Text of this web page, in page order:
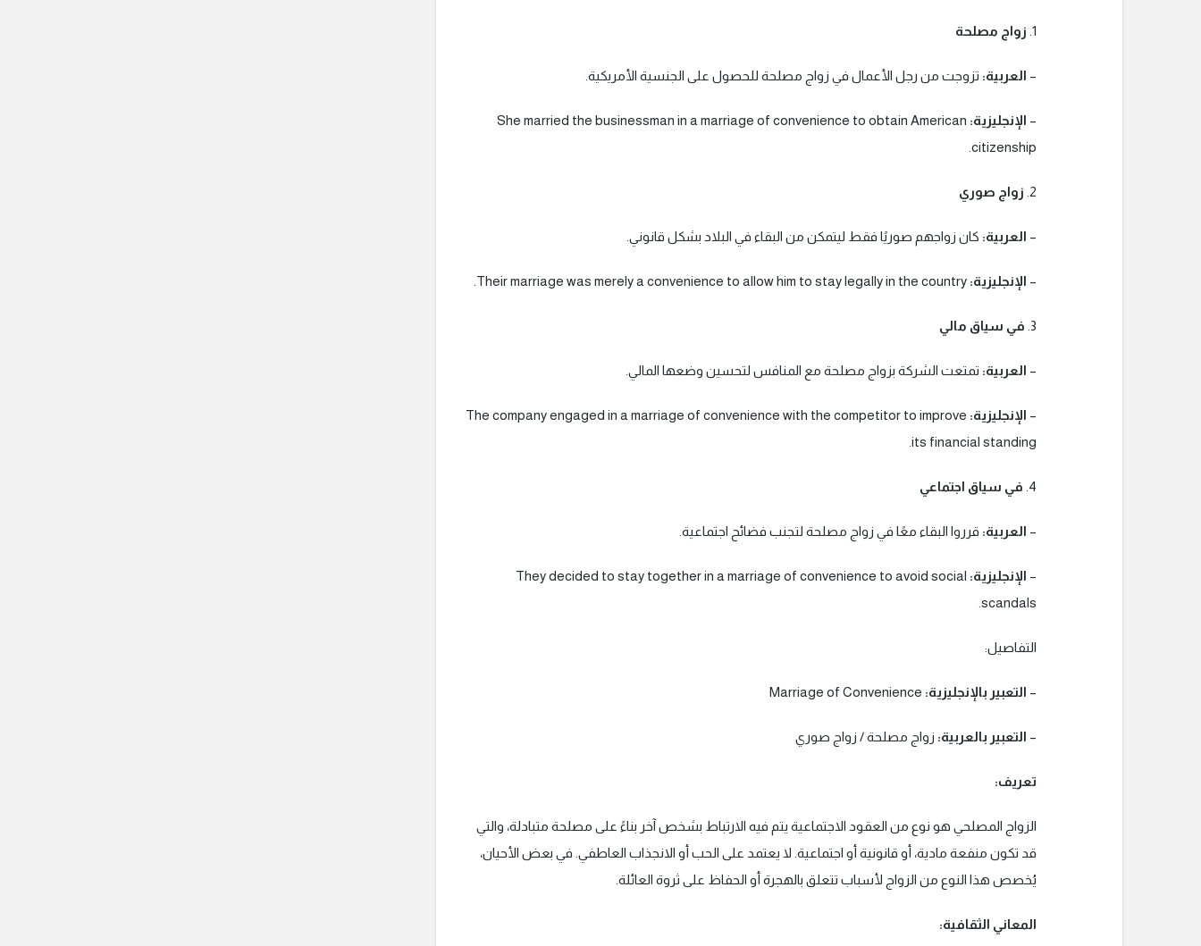
1. زواج مصلحة
– العربية: تزوجت من رجل الأعمال في زواج مصلحة للحصول على الجنسية الأمريكية.
– الإنجليزية: She married the businessman in a marriage of convenience to obtain American
citizenship.
2. زواج صوري
– العربية: كان زواجهم صوريًا فقط ليتمكن من البقاء في البلاد بشكل قانوني.
– الإنجليزية:
3. في سياق مالي
– العربية: تمتعت الشركة بزواج مصلحة مع المنافس لتحسين وضعها المالي.
– الإنجليزية: The company engaged in a marriage of convenience with the competitor to improve
its financial standing.
4. في سياق اجتماعي
– العربية: قرروا البقاء معًا في زواج مصلحة لتجنب فضائح اجتماعية.
– الإنجليزية: They decided to stay together in a marriage of convenience to avoid social
scandals.
التفاصيل:
– التعبير بالإنجليزية:
– التعبير بالعربية: زواج مصلحة / زواج صوري
تعريف:
الزواج المصلحي هو نوع من العقود الاجتماعية يتم فيه الارتباط بشخص آخر بناءً على مصلحة متبادلة، والتي
قد تكون منفعة مادية، أو قانونية أو اجتماعية. لا يعتمد على الحب أو الانجذاب العاطفي. في بعض الأحيان،
يُخصص هذا النوع من الزواج لأسباب تتعلق بالهجرة أو الحفاظ على ثروة العائلة.
المعاني الثقافية: